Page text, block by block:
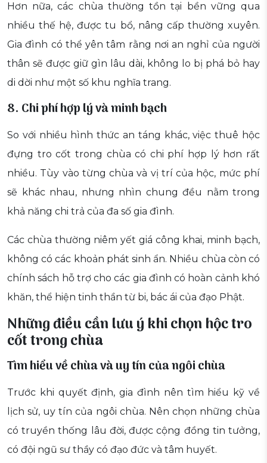
Hơn nữa, các chùa thường tồn tại bền vững qua
nhiều thế hệ, được tu bổ, nâng cấp thường xuyên.
Gia đình có thể yên tâm rằng nơi an nghỉ của người
thân sẽ được giữ gìn lâu dài, không lo bị phá bỏ hay
di dời như một số khu nghĩa trang.
8. Chi phí hợp lý và minh bạch
So với nhiều hình thức an táng khác, việc thuê hộc
đựng tro cốt trong chùa có chi phí hợp lý hơn rất
nhiều. Tùy vào từng chùa và vị trí của hộc, mức phí
sẽ khác nhau, nhưng nhìn chung đều nằm trong
khả năng chi trả của đa số gia đình.
Các chùa thường niêm yết giá công khai, minh bạch,
không có các khoản phát sinh ẩn. Nhiều chùa còn có
chính sách hỗ trợ cho các gia đình có hoàn cảnh khó
khăn, thể hiện tinh thần từ bi, bác ái của đạo Phật.
Những điều cần lưu ý khi chọn hộc tro
cốt trong chùa
Tìm hiểu về chùa và uy tín của ngôi chùa
Trước khi quyết định, gia đình nên tìm hiểu kỹ về
lịch sử, uy tín của ngôi chùa. Nên chọn những chùa
có truyền thống lâu đời, được cộng đồng tin tưởng,
có đội ngũ sư thầy có đạo đức và tâm huyết.